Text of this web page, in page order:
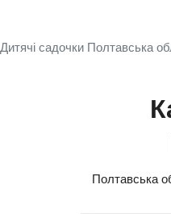
Дитячі садочки Полтавська
Полтавська